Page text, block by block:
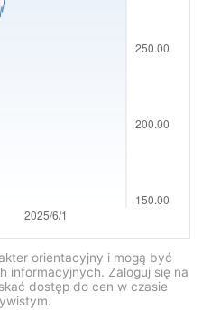
orientacyjny i mogą być
informacyjnych. Zaloguj się na
dostęp do cen w czasie